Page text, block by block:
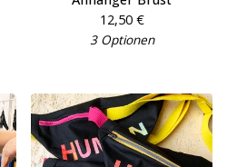
12,50 €
3 Optionen